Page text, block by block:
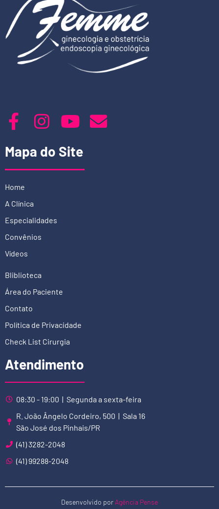
Mapa do Site
Home
A Clínica
Especialidades
Convênios
Vídeos
Bliblioteca
Área do Paciente
Contato
Política de Privacidade
Check List Cirurgia
Atendimento
08:30 - 19:00 | Segunda a sexta-feira
R. João Ângelo Cordeiro, 500 | Sala 16
São José dos Pinhais/PR
(41) 3282-2048
(41) 99288-2048
Desenvolvido por Agência Pense